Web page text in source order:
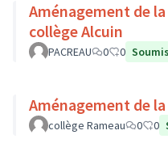
Aménagement de
collège Alcuin
PACREAU 0 0
Aménagement de
collège Rameau 0 0